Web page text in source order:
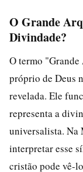
O Grande
Divindade?
O termo
próprio de Deus
revelada. Ele
representa a
universalista. Na
interpretar esse
cristão pode vê-